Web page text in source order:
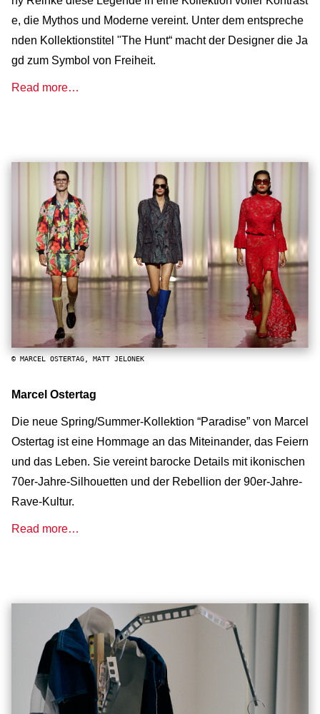
e, die Mythos und Moderne vereint. Unter dem entspreche
nden Kollektionstitel "The Hunt“ macht der Designer die Ja
gd zum Symbol von Freiheit.
Read more…
© MARCEL OSTERTAG, MATT JELONEK
Marcel Ostertag
Die neue Spring/Summer-Kollektion “Paradise” von Marcel
Ostertag ist eine Hommage an das Miteinander, das Feiern
und das Leben. Sie vereint barocke Details mit ikonischen
70er-Jahre-Silhouetten und der Rebellion der 90er-Jahre-
Rave-Kultur.
Read more…